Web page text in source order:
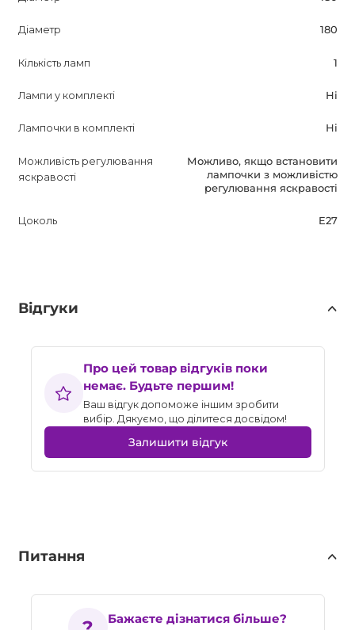
Діаметр 180
Кількість ламп 1
Лампи у комплекті Ні
Лампочки в комплекті Ні
Можливість регулювання
яскравості
Можливо, якщо встановити
лампочки з можливістю
регулювання яскравості
Цоколь E27
Відгуки
Про цей товар відгуків поки
немає. Будьте першим!
Ваш відгук допоможе іншим зробити
вибір. Дякуємо, що ділитеся досвідом!
Залишити відгук
Питання
Бажаєте дізнатися більше?